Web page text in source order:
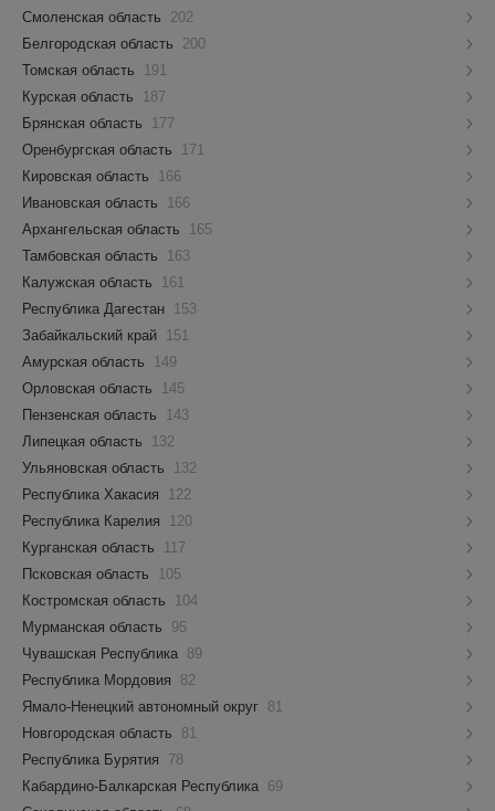
Смоленская область
202
Белгородская область
200
Томская область
191
Курская область
187
Брянская область
177
Оренбургская область
171
Кировская область
166
Ивановская область
166
Архангельская область
165
Тамбовская область
163
Калужская область
161
Республика Дагестан
153
Забайкальский край
151
Амурская область
149
Орловская область
145
Пензенская область
143
Липецкая область
132
Ульяновская область
132
Республика Хакасия
122
Республика Карелия
120
Курганская область
117
Псковская область
105
Костромская область
104
Мурманская область
95
Чувашская Республика 89
Республика Мордовия
82
Ямало-Ненецкий автономный округ 81
Новгородская область
81
Республика Бурятия
78
Кабардино-Балкарская Республика 69